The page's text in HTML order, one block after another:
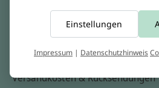
Informationen
Kontakt
Versandkosten & Rücksendungen
Einstellungen
Impressum | Datenschutzhinweis